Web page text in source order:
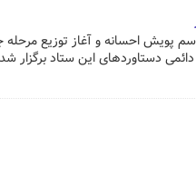
پویش احسانه و آغاز توزیع
دستاوردهای این ستاد برگزار